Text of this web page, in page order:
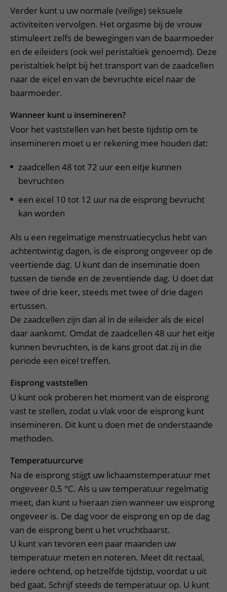
Verder kunt u uw normale (veilige) seksuele
activiteiten vervolgen. Het orgasme bij de vrouw
stimuleert zelfs de bewegingen van de baarmoeder
en de eileiders (ook wel peristaltiek genoemd). Deze
peristaltiek helpt bij het transport van de zaadcellen
naar de eicel en van de bevruchte eicel naar de
baarmoeder.
Wanneer kunt u insemineren?
Voor het vaststellen van het beste tijdstip om te
insemineren moet u er rekening mee houden dat:
zaadcellen 48 tot 72 uur een eitje kunnen
bevruchten
een eicel 10 tot 12 uur na de eisprong bevrucht
kan worden
Als u een regelmatige menstruatiecyclus hebt van
achtentwintig dagen, is de eisprong ongeveer op de
veertiende dag. U kunt dan de inseminatie doen
tussen de tiende en de zeventiende dag. U doet dat
twee of drie keer, steeds met twee of drie dagen
ertussen.
De zaadcellen zijn dan al in de eileider als de eicel
daar aankomt. Omdat de zaadcellen 48 uur het eitje
kunnen bevruchten, is de kans groot dat zij in die
periode een eicel treffen.
Eisprong vaststellen
U kunt ook proberen het moment van de eisprong
vast te stellen, zodat u vlak voor de eisprong kunt
insemineren. Dit kunt u doen met de onderstaande
methoden.
Temperatuurcurve
Na de eisprong stijgt uw lichaamstemperatuur met
ongeveer 0,5 °C. Als u uw temperatuur regelmatig
meet, dan kunt u hieraan zien wanneer uw eisprong
ongeveer is. De dag voor de eisprong en op de dag
van de eisprong bent u het vruchtbaarst.
U kunt van tevoren een paar maanden uw
temperatuur meten en noteren. Meet dit rectaal,
iedere ochtend, op hetzelfde tijdstip, voordat u uit
bed gaat. Schrijf steeds de temperatuur op. U kunt